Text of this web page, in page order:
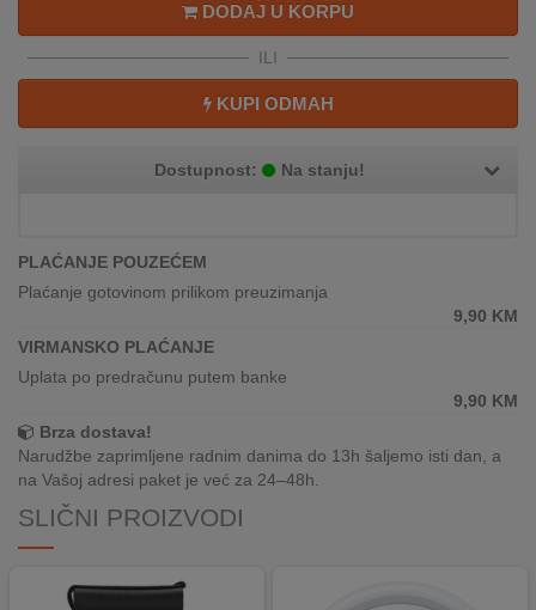
RATE
REKLAMACIJA
SERVIS
KATALOZI
KUPITI?
IZ
INOSTRANSTVA
ENERGETSKE
UČINKOVITOSTI
DIGITALIS
DODAJ U KORPU
ILI
KUPI ODMAH
Dostupnost: Na stanju!
PLAĆANJE POUZEĆEM
Plaćanje gotovinom prilikom preuzimanja
9,90 KM
VIRMANSKO PLAĆANJE
Uplata po predračunu putem banke
9,90 KM
Brza dostava!
Narudžbe zaprimljene radnim danima do 13h šaljemo isti dan, a
na Vašoj adresi paket je već za 24–48h.
SLIČNI PROIZVODI